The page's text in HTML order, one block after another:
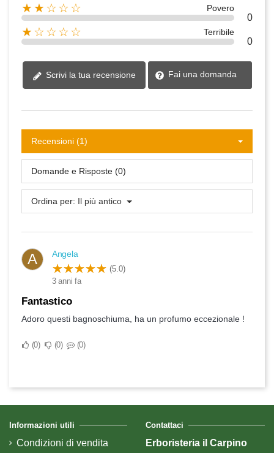
★★☆☆☆ Povero
0
★☆☆☆☆ Terribile
0
Scrivi la tua recensione Fai una domanda
Recensioni (1)
Domande e Risposte (0)
Ordina per: Il più antico
A Angela
(5.0)
3 anni fa
Fantastico
Adoro questi bagnoschiuma, ha un profumo eccezionale !
0 0 0
Informazioni utili
Condizioni di vendita
Contattaci
Erboristeria il Carpino